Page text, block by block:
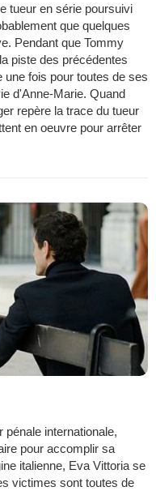
tueur en série poursuivi
que quelques
Pendant que Tommy
piste des précédentes
fois pour toutes de ses
d'Anne-Marie. Quand
repère la trace du tueur
en oeuvre pour arrêter
internationale,
pour accomplir sa
italienne, Eva Vittoria se
victimes sont toutes de